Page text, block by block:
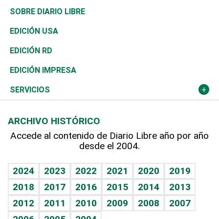
José Boquete
Reportajes
Asia
África
Ocenanía
Caribe
Resto del mundo
Consumo
Vivienda
Telecom.
Global y variable
Economía personal
Belleza
Buena Vida
Sociales
Novedades
Podcast Arte Libre
Hablando con el pediatra
Vida y familia
Eñe
Celebrando la vida
Golf
Ciclismo
Tenis
Olimpismo
Más deportes
TBT Deportivo
De buena tinta
En Directo
El Espía
Noticiero Poteleche
Columnistas
Más firmas
Clima
Tecnología
Historia
Martes de tecnología
Cambio climático
Mundo
Economía
Revista
Deportes
Opinión
Hecho en casa
Guía del dinero
SOBRE DIARIO LIBRE
EDICIÓN USA
EDICIÓN RD
EDICIÓN IMPRESA
SERVICIOS
Cumpleaños
Horóscopos
Crucigramas
ARCHIVO HISTÓRICO
Accede al contenido de Diario Libre año por año
desde el 2004.
2024 2023 2022 2021 2020
2019
2018
2017 2016 2015 2014
2013
2012
2011 2010 2009 2008
2007